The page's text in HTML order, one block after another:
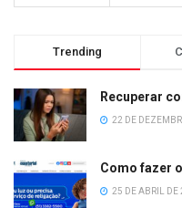
Trending
Recuperar
22 DE
Como fazer
25 DE ABRIL DE